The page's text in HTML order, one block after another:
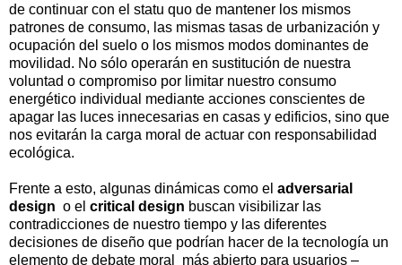
de continuar con el statu quo de mantener los mismos
patrones de consumo, las mismas tasas de urbanización y
ocupación del suelo o los mismos modos dominantes de
movilidad. No sólo operarán en sustitución de nuestra
voluntad o compromiso por limitar nuestro consumo
energético individual mediante acciones conscientes de
apagar las luces innecesarias en casas y edificios, sino que
nos evitarán la carga moral de actuar con responsabilidad
ecológica.
Frente a esto, algunas dinámicas como el adversarial
design o el critical design buscan visibilizar las
contradicciones de nuestro tiempo y las diferentes
decisiones de diseño que podrían hacer de la tecnología un
elemento de debate moral más abierto para usuarios –